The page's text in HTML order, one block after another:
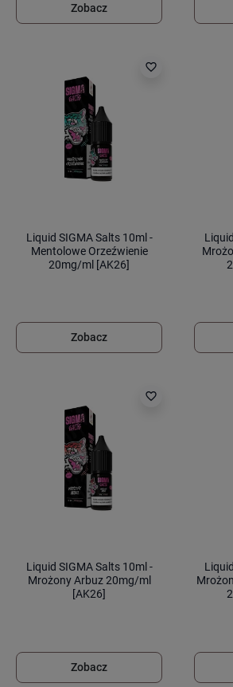
Zobacz
favorite_border
Liquid SIGMA Salts 10ml -
Mentolowe Orzeźwienie
20mg/ml [AK26]
Zobacz
favorite_border
Liquid SIGMA Salts 10ml -
Mrożony Arbuz 20mg/ml
[AK26]
Zobacz